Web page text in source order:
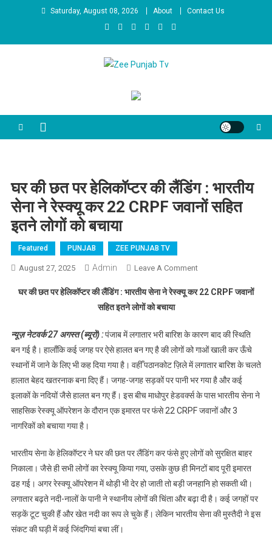
Skip to contentSaturday, August 08, 2026 About Contact Us
Zee Punjab Tv
घर की छत पर हेलिकॉप्टर की लैंडिंग : भारतीय
सेना ने रेस्क्यू कर 22 CRPF जवानों सहित
इतने लोगों को बचाया
Featured PUNJAB ZEE PUNJAB TV
August 27, 2025 Admin Leave A CommentOn घर की छत पर
भारतीय सेना ने रेस्क्यू
बचाया
घर की छत पर हेलिकॉप्टर की लैंडिंग : भारतीय सेना ने रेस्क्यू कर 22 CRPF जवानों
सहित इतने लोगों को बचाया
न्यूज़ नेटवर्क 27 अगस्त (ब्यूरो) :पंजाब में लगातार भरी बारिश के कारण बाद की स्थिति
बन गई है। हालाँकि कई जगह पर ऐसे हालत बन गए है की लोगों को गाओं खाली कर ऊँचे
स्थानों में जाने के लिए भी कह दिया गया है। वहीँ पठानकोट ज़िले में लगातार बारिश के चलते
हालात बेहद खतरनाक बना दिए हैं। जगह-जगह सड़कों पर पानी भर गया है और कई
इलाकों के नदियों जैसे हालत बन गए हैं। इस बीच माधोपुर हेडवर्क्स के पास भारतीय सेना ने
साहसिक रेस्क्यू ऑपरेशन के दौरान एक इमारत पर फंसे 22 CRPF जवानों और 3
नागरिकों को बचाया गया है।
भारतीय सेना के हेलिकॉप्टर ने घर की छत पर लैंडिंग कर फंसे हुए लोगों को सुरक्षित बाहर
निकाला। जैसे ही सभी लोगों का रेस्क्यू किया गया, उसके कुछ ही मिनटों बाद पूरी इमारत
ढह गई। अगर रेस्क्यू ऑपरेशन में थोड़ी भी देर हो जाती तो बड़ी जनहानि हो सकती थी।
लगातार बढ़ते नदी-नालों के पानी ने स्थानीय लोगों की चिंता और बढ़ा दी है। कई जगहों पर
सड़कें टूट चुकी हैं और खेत नदी का रूप ले चुके हैं। लेकिन भारतीय सेना की मुस्तैदी ने इस
संकट की घड़ी में कई जिंदगियां बचा लीं।